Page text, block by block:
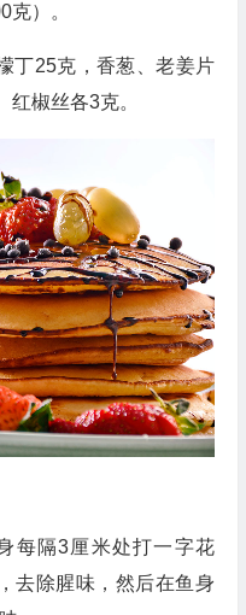
）。
丁25克，香葱、老姜片
椒丝各3克。
每隔3厘米处打一字花
去除腥味，然后在鱼身